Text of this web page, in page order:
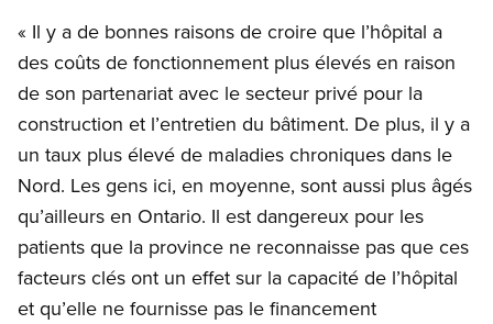
« Il y a de bonnes raisons de croire que l’hôpital a
des coûts de fonctionnement plus élevés en raison
de son partenariat avec le secteur privé pour la
construction et l’entretien du bâtiment. De plus, il y a
un taux plus élevé de maladies chroniques dans le
Nord. Les gens ici, en moyenne, sont aussi plus âgés
qu’ailleurs en Ontario. Il est dangereux pour les
patients que la province ne reconnaisse pas que ces
facteurs clés ont un effet sur la capacité de l’hôpital
et qu’elle ne fournisse pas le financement